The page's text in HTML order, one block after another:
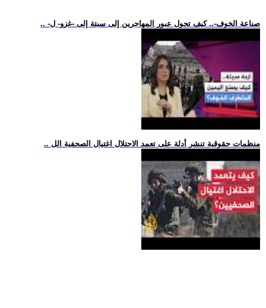
.. -صناعة الخوف-.. كيف تحول عبور المهاجرين إلى سبتة إلى -غزو- ل
.. منظمات حقوقية تنشر أدلة على تعمد الاحتلال اغتيال الصحفية الل